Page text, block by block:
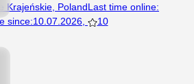
Krajeńskie, PolandLast time online:
since:10.07.2026 10